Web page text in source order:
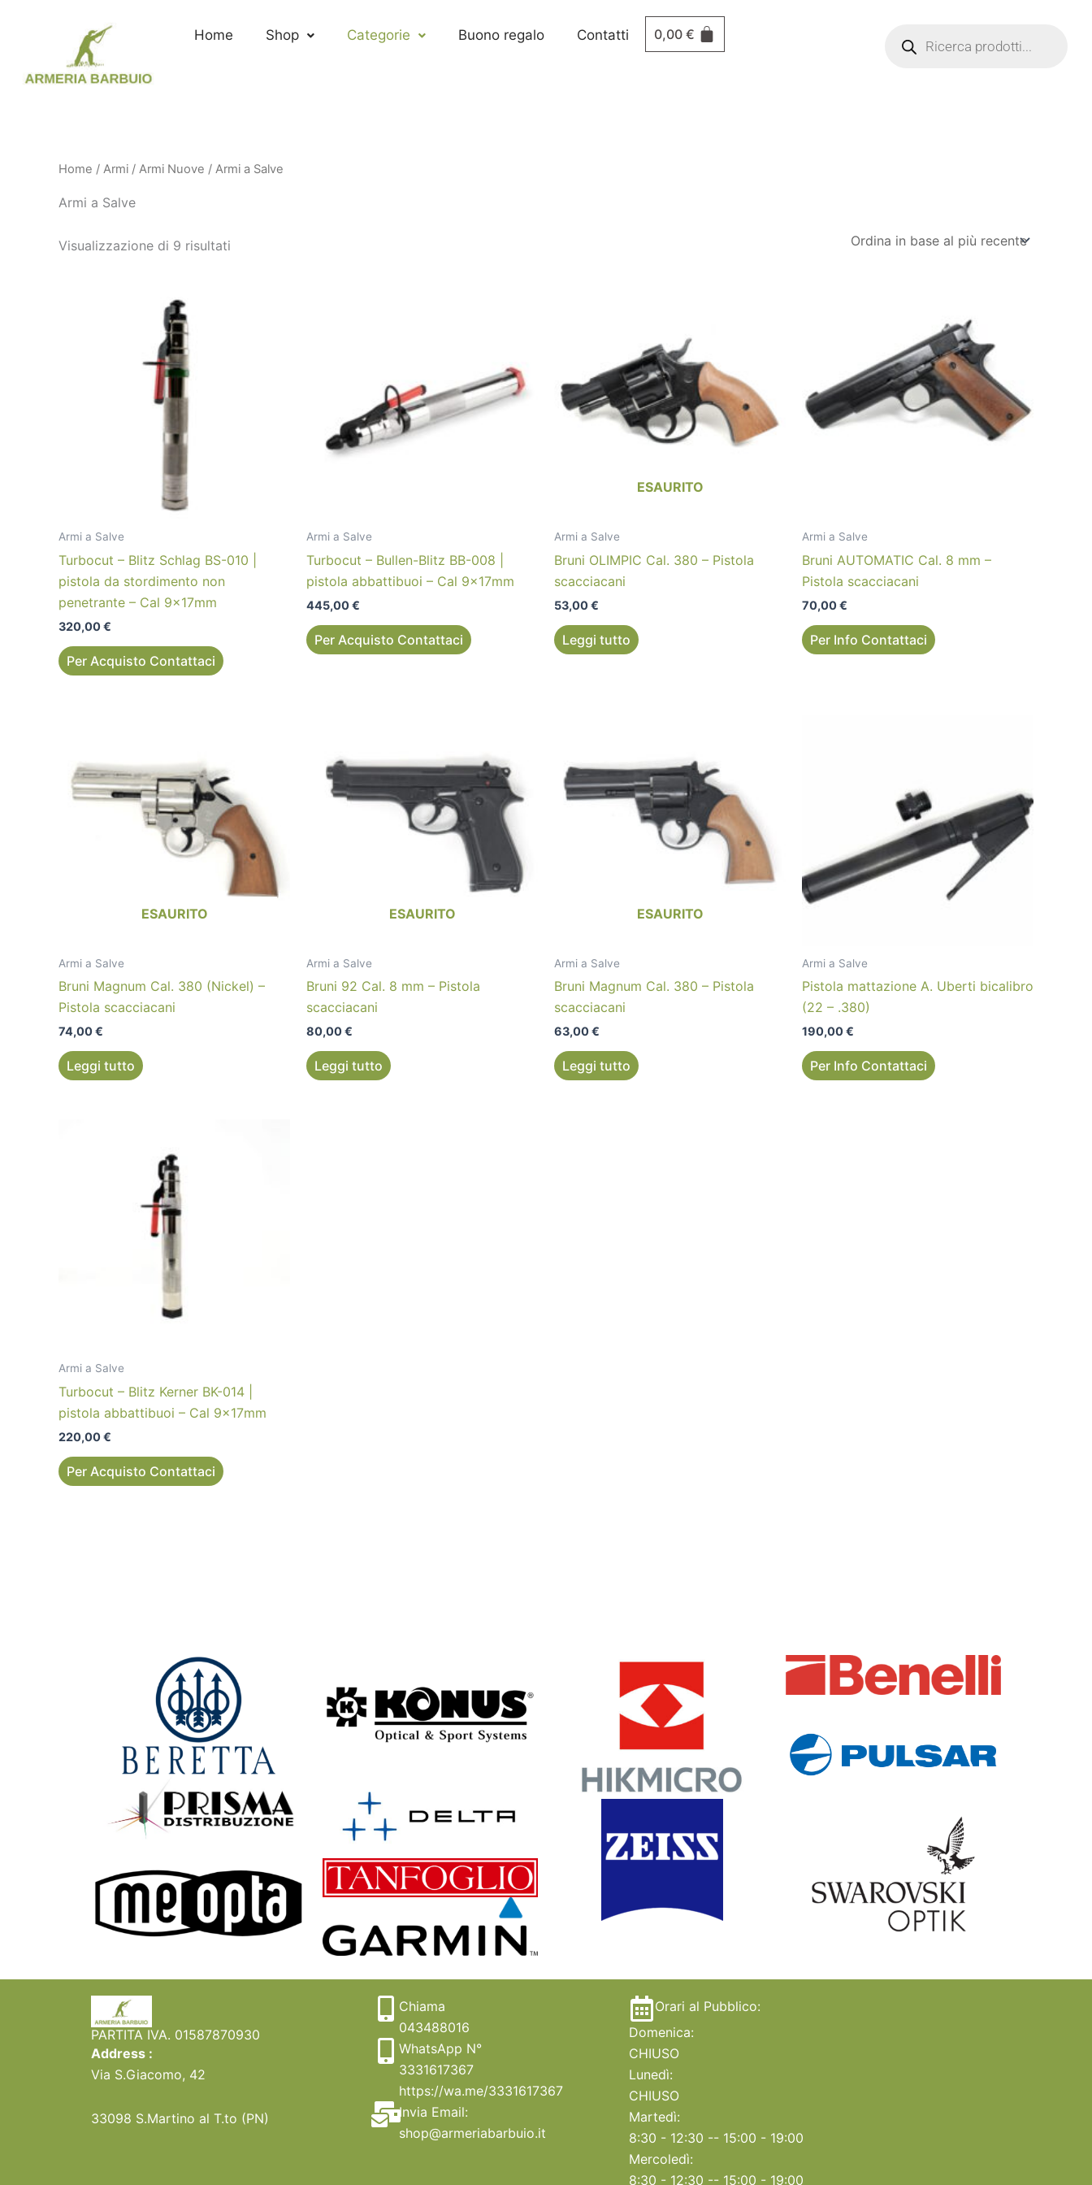
Home Shop Categorie Buono regalo Contatti 0,00 €
Home / Armi / Armi Nuove / Armi a Salve
Armi a Salve
Visualizzazione di 9 risultati
base
al
Armi a Salve
Turbocut – Blitz Schlag BS-010 |
pistola da stordimento non
penetrante – Cal 9x17mm
320,00€
Per Acquisto Contattaci
Armi a Salve
Turbocut – Bullen-Blitz BB-008 |
pistola abbattibuoi – Cal 9x17mm
445,00€
Per Acquisto Contattaci
ESAURITO
Armi a Salve
Bruni OLIMPIC Cal. 380 – Pistola
scacciacani
53,00€
Leggi tutto
Armi a Salve
Bruni AUTOMATIC Cal. 8 mm –
Pistola scacciacani
70,00€
Per Info Contattaci
ESAURITO
Armi a Salve
Bruni Magnum Cal. 380 (Nickel) –
Pistola scacciacani
74,00€
Leggi tutto
ESAURITO
Armi a Salve
Bruni 92 Cal. 8 mm – Pistola
scacciacani
80,00€
Leggi tutto
ESAURITO
Armi a Salve
Bruni Magnum Cal. 380 – Pistola
scacciacani
63,00€
Leggi tutto
Armi a Salve
Pistola mattazione A. Uberti bicalibro
(22 – .380)
190,00€
Per Info Contattaci
Armi a Salve
Turbocut – Blitz Kerner BK-014 |
pistola abbattibuoi – Cal 9x17mm
220,00€
Per Acquisto Contattaci
PARTITA IVA. 01587870930
Address :
Via S.Giacomo, 42
33098 S.Martino al T.to (PN)
Chiama
043488016
WhatsApp N°
3331617367
https://wa.me/3331617367
Invia Email:
shop@armeriabarbuio.it
Orari al Pubblico:
Domenica:
CHIUSO
Lunedì:
CHIUSO
Martedì:
8:30 - 12:30 -- 15:00 - 19:00
Mercoledì:
8:30 - 12:30 -- 15:00 - 19:00